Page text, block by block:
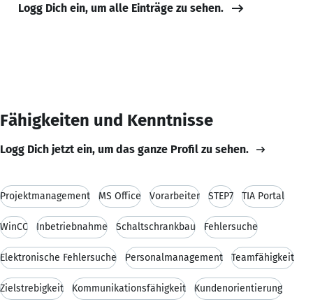
Logg Dich ein, um alle Einträge zu sehen.
Fähigkeiten und Kenntnisse
Logg Dich jetzt ein, um das ganze Profil zu sehen.
Projektmanagement MS Office Vorarbeiter STEP7 TIA Portal
WinCC Inbetriebnahme Schaltschrankbau Fehlersuche
Elektronische Fehlersuche Personalmanagement Teamfähigkeit
Zielstrebigkeit Kommunikationsfähigkeit Kundenorientierung